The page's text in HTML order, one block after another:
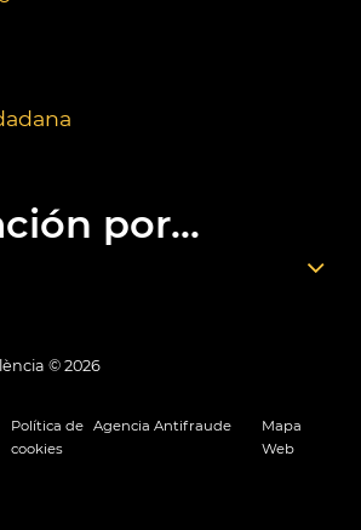
por...
© 2026
Política de
cookies
Agencia Antifraude
Mapa
Web